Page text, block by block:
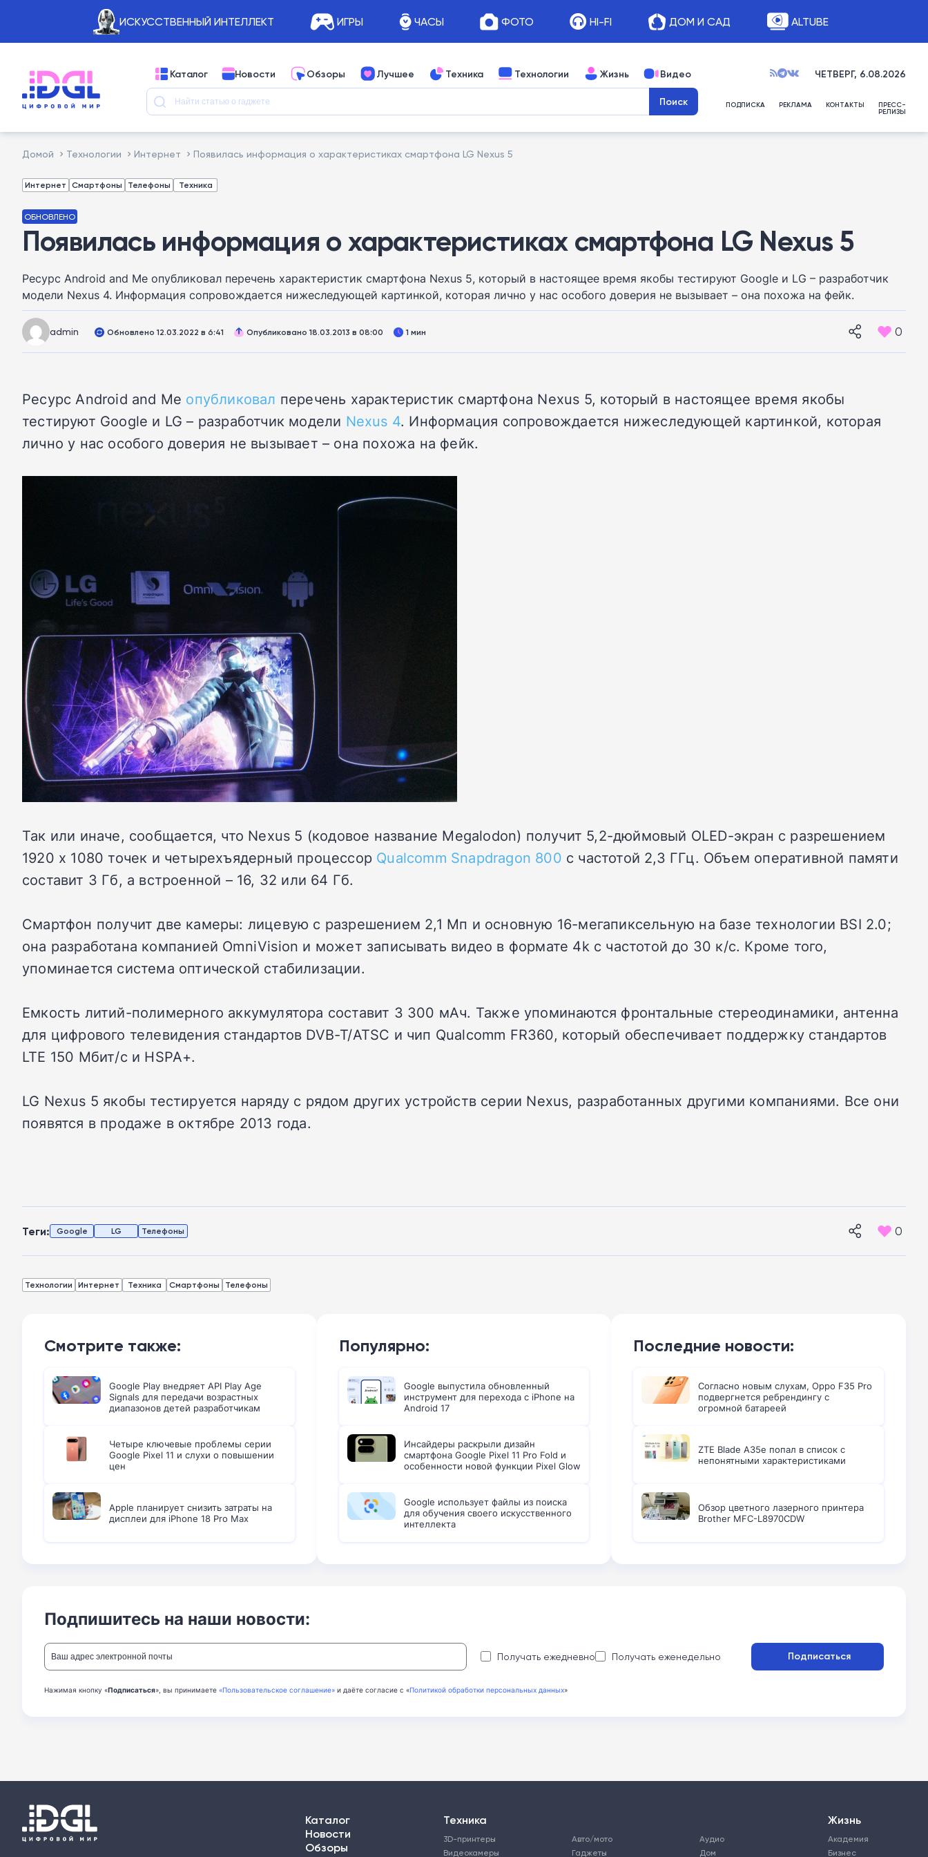
ИСКУССТВЕННЫЙ ИНТЕЛЛЕКТ ИГРЫ ЧАСЫ ФОТО HI-FI ДОМ И САД ALTUBE
Каталог Новости Обзоры Лучшее Техника Технологии Жизнь Видео ЧЕТВЕРГ, 6.08.2026
ПОДПИСКА РЕКЛАМА КОНТАКТЫ ПРЕСС-
РЕЛИЗЫ
Домой Технологии Интернет Появилась информация о характеристиках смартфона LG Nexus 5
Интернет Смартфоны Телефоны Техника
ОБНОВЛЕНО
Появилась информация о характеристиках смартфона LG Nexus 5
Ресурс Android and Me опубликовал перечень характеристик смартфона Nexus 5, который в настоящее время якобы тестируют Google и LG – разработчик
модели Nexus 4. Информация сопровождается нижеследующей картинкой, которая лично у нас особого доверия не вызывает – она похожа на фейк.
admin Обновлено 12.03.2022 в 6:41 Опубликовано 18.03.2013 в 08:00 1 мин 0
Ресурс Android and Me опубликовал перечень характеристик смартфона Nexus 5, который в настоящее время якобы
тестируют Google и LG – разработчик модели Nexus 4. Информация сопровождается нижеследующей картинкой, которая
лично у нас особого доверия не вызывает – она похожа на фейк.
Так или иначе, сообщается, что Nexus 5 (кодовое название Megalodon) получит 5,2-дюймовый OLED-экран с разрешением
1920 х 1080 точек и четырехъядерный процессор Qualcomm Snapdragon 800 с частотой 2,3 ГГц. Объем оперативной памяти
составит 3 Гб, а встроенной – 16, 32 или 64 Гб.
Смартфон получит две камеры: лицевую с разрешением 2,1 Мп и основную 16-мегапиксельную на базе технологии BSI 2.0;
она разработана компанией OmniVision и может записывать видео в формате 4k с частотой до 30 к/с. Кроме того,
упоминается система оптической стабилизации.
Емкость литий-полимерного аккумулятора составит 3 300 мАч. Также упоминаются фронтальные стереодинамики, антенна
для цифрового телевидения стандартов DVB-T/ATSC и чип Qualcomm FR360, который обеспечивает поддержку стандартов
LTE 150 Мбит/с и HSPA+.
LG Nexus 5 якобы тестируется наряду с рядом других устройств серии Nexus, разработанных другими компаниями. Все они
появятся в продаже в октябре 2013 года.
Теги: Google LG Телефоны 0
Технологии Интернет Техника Смартфоны Телефоны
Смотрите также:
Google Play внедряет API Play Age
Signals для передачи возрастных
диапазонов детей разработчикам
Четыре ключевые проблемы серии
Google Pixel 11 и слухи о повышении
цен
Apple планирует снизить затраты на
дисплеи для iPhone 18 Pro Max
Популярно:
Google выпустила обновленный
инструмент для перехода с iPhone на
Android 17
Инсайдеры раскрыли дизайн
смартфона Google Pixel 11 Pro Fold и
особенности новой функции Pixel Glow
Google использует файлы из поиска
для обучения своего искусственного
интеллекта
Последние новости:
Согласно новым слухам, Oppo F35 Pro
подвергнется ребрендингу с
огромной батареей
ZTE Blade A35e попал в список с
непонятными характеристиками
Обзор цветного лазерного принтера
Brother MFC-L8970CDW
Подпишитесь на наши новости:
Получать ежедневно Получать еженедельно Подписаться
Нажимая кнопку «Подписаться», вы принимаете «Пользовательское соглашение» и даёте согласие с «Политикой обработки персональных данных»
Каталог
Новости
Обзоры
Техника
3D-принтеры Авто/мото
Аудио
Видеокамеры
Гаджеты Дом
Жизнь
Академия
Бизнес